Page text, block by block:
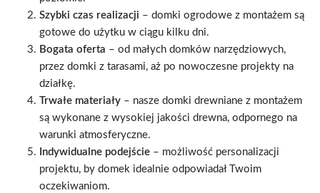
Szybki czas realizacji – domki ogrodowe z montażem są
gotowe do użytku w ciągu kilku dni.
Bogata oferta – od małych domków narzędziowych,
przez domki z tarasami, aż po nowoczesne projekty na
działkę.
Trwałe materiały – nasze domki drewniane z montażem
są wykonane z wysokiej jakości drewna, odpornego na
warunki atmosferyczne.
Indywidualne podejście – możliwość personalizacji
projektu, by domek idealnie odpowiadał Twoim
oczekiwaniom.